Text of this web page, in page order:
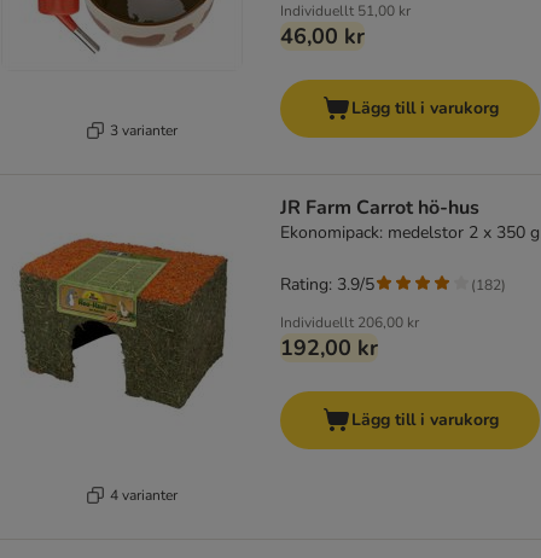
3 varianter
Individuellt 51,00 kr
46,00 kr
Lägg till i varukorg
4 varianter
JR Farm Carrot hö-hus
Ekonomipack: medelstor 2 x 350 g
Individuellt 206,00 kr
192,00 kr
Rating: 3.9/5 (182)
Lägg till i varukorg